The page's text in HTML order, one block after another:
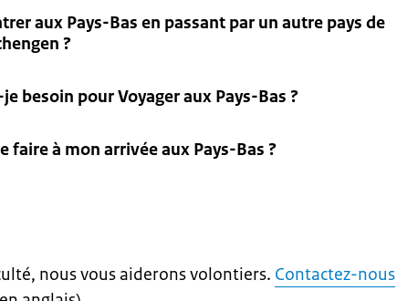
aux Pays-Bas en passant par un autre pays de
?
besoin pour Voyager aux Pays-Bas ?
faire à mon arrivée aux Pays-Bas ?
nous vous aiderons volontiers. Contactez-nous